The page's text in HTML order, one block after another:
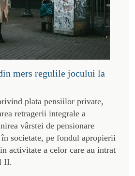
mers regulile jocului la
plata pensiilor private,
retragerii integrale a
vârstei de pensionare
societate, pe fondul apropierii
activitate a celor care au intrat
II.